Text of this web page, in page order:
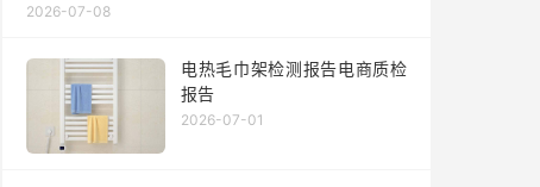
2026-07-08
电热毛巾架检测报告电商质检
报告
2026-07-01